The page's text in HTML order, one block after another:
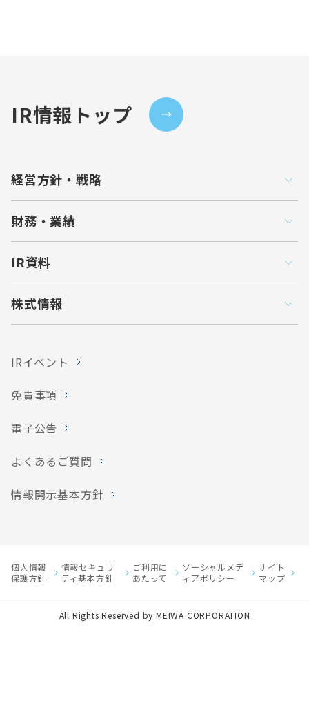
IR情報トップ
経営方針・戦略
財務・業績
IR資料
株式情報
IRイベント
免責事項
電子公告
よくあるご質問
情報開示基本方針
個人情報
保護方針
情報セキュリ
ティ基本方針
ご利用に
あたって
ソーシャルメデ
ィアポリシー
サイト
マップ
All Rights Reserved by MEIWA CORPORATION